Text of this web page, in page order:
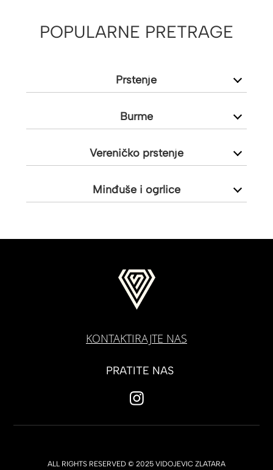
POPULARNE PRETRAGE
Prstenje
Burme
Vereničko prstenje
Minđuše i ogrlice
KONTAKTIRAJTE NAS
PRATITE NAS
ALL RIGHTS RESERVED © 2025 VIDOJEVIC ZLATARA